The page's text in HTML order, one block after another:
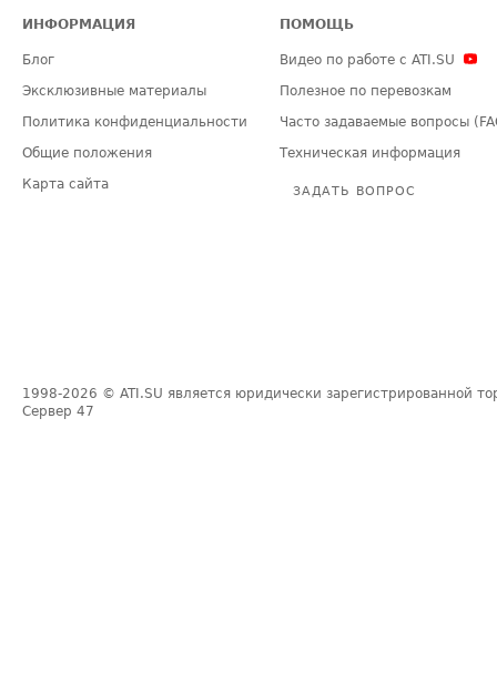
ИНФОРМАЦИЯ
Блог
Эксклюзивные материалы
Политика конфиденциальности
Общие положения
Карта сайта
ПОМОЩЬ
Видео по работе с ATI.SU
Полезное по перевозкам
Часто задаваемые вопросы
Техническая информация
ЗАДАТЬ ВОПРОС
1998-2026 © ATI.SU является юридически зарегистрированной
Сервер 47